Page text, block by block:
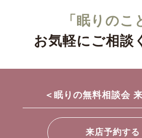
「眠りのこ
お気軽にご相談
＜眠りの無料相談会
来店予約する